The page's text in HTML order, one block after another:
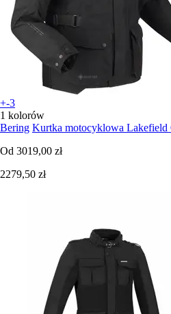
+-3
1 kolorów
Bering Kurtka motocyklowa
Od 3019,00 zł
2279,50 zł